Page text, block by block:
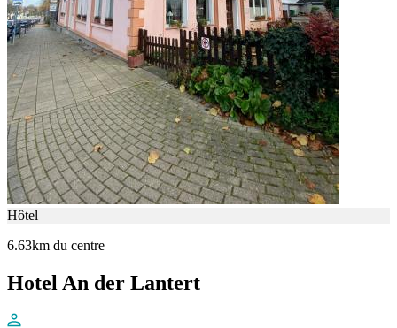
Hôtel
6.63km du centre
Hotel An der Lantert